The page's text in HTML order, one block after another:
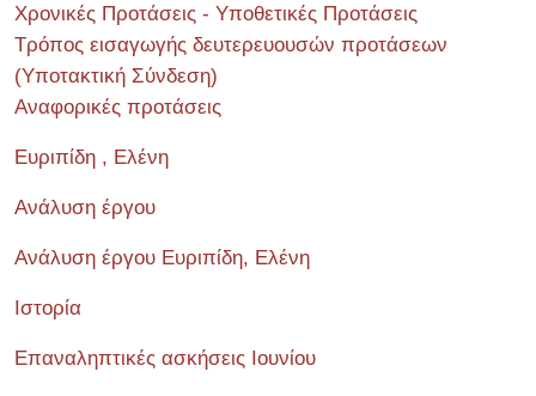
Χρονικές Προτάσεις - Υποθετικές Προτάσεις
Τρόπος εισαγωγής δευτερευουσών προτάσεων
(Υποτακτική Σύνδεση)
Αναφορικές προτάσεις
Ευριπίδη , Ελένη
Ανάλυση έργου
Ανάλυση έργου Ευριπίδη, Ελένη
Ιστορία
Επαναληπτικές ασκήσεις Ιουνίου